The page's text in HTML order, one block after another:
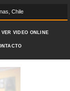
Chile
VER VIDEO ONLINE